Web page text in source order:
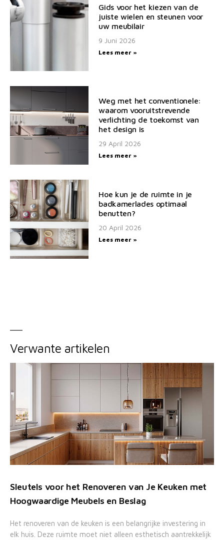
Gids voor het kiezen van de
juiste wielen en steunen voor
uw meubilair
9 Juni 2026
Lees meer »
Weg met het conventionele:
waarom vooruitstrevende
verlichting de toekomst van
het design is
29 April 2026
Lees meer »
Hoe kun je de ruimte in je
badkamerlades optimaal
benutten?
20 April 2026
Lees meer »
Verwante artikelen
Sleutels voor het Renoveren van Je Keuken met
Hoogwaardige Meubels en Beslag
Het renoveren van de keuken is een belangrijke investering in
elk huis. Deze ruimte moet niet alleen esthetisch aantrekkelijk